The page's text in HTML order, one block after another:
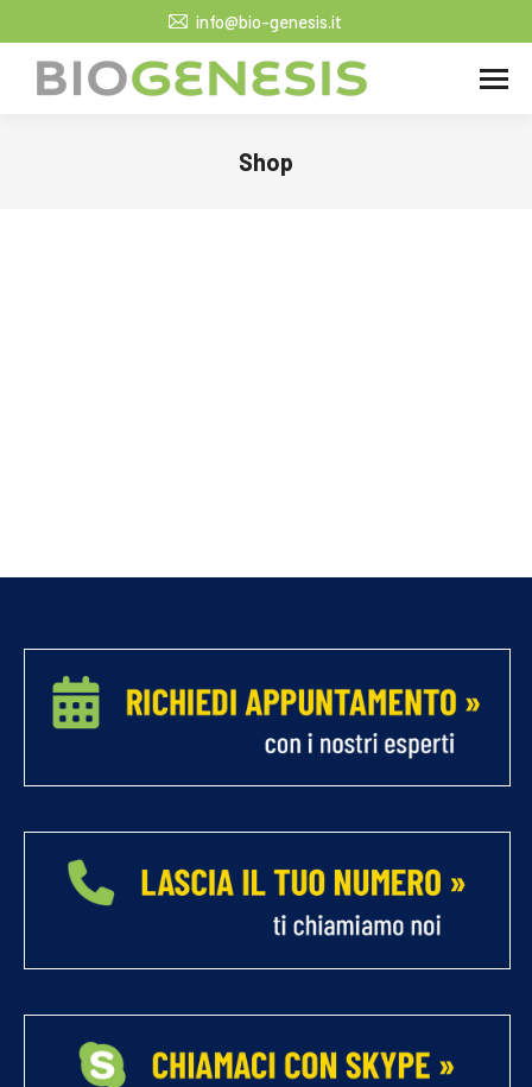
info@bio-genesis.it
Shop